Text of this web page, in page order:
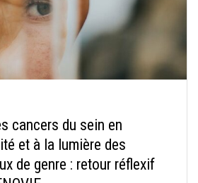
cancers du sein en
et à la lumière des
de genre : retour réflexif